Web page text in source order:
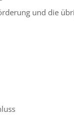
und die